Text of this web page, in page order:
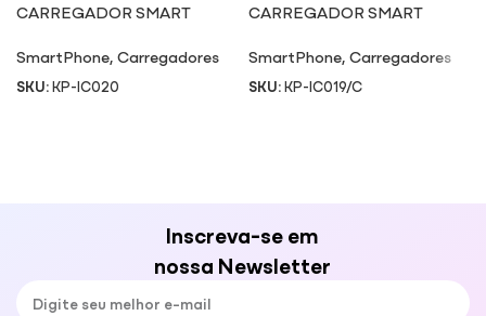
CARREGADOR SMART
SmartPhone,Carregadores
SKU:KP-IC020
CARREGADOR SMART
SmartPhone,Carregadores
SKU:KP-IC019/C
Inscreva-se em
nossa Newsletter